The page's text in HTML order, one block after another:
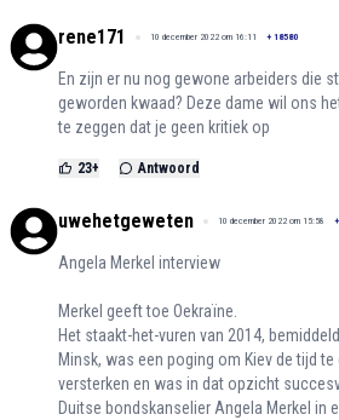
rene171 10 december 2022 om 16:11 + 18580
En zijn er nu nog gewone arbeiders die
geworden kwaad? Deze dame wil ons
te zeggen dat je geen kritiek op
23+ Antwoord
uwehetgeweten 10 december 2022 om 15:58 +
Angela Merkel interview
Merkel geeft toe Oekraïne.
Het staakt-het-vuren van 2014,
Minsk, was een poging om Kiev de tijd
versterken en was in dat opzicht
Duitse bondskanselier Angela Merkel in